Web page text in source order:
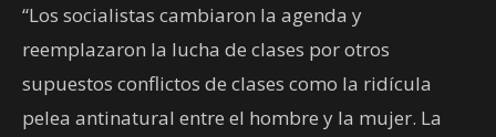
“Los socialistas cambiaron la agenda y
reemplazaron la lucha de clases por otros
supuestos conflictos de clases como la ridícula
pelea antinatural entre el hombre y la mujer. La